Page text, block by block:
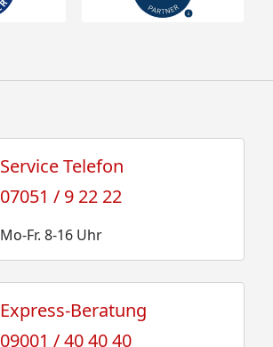
Service Telefon
07051 / 9 22 22
Mo-Fr. 8-16 Uhr
Express-Beratung
09001 / 40 40 40